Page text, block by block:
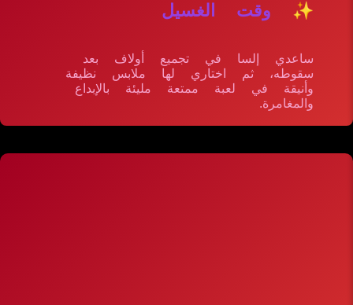
✨ وقت الغسيل
ساعدي إلسا في تجميع أولاف بعد
سقوطه، ثم اختاري لها ملابس نظيفة
وأنيقة في لعبة ممتعة مليئة بالإبداع
والمغامرة.